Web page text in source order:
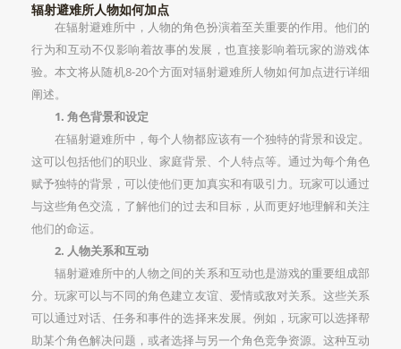
辐射避难所人物如何加点
在辐射避难所中，人物的角色扮演着至关重要的作用。他们的
行为和互动不仅影响着故事的发展，也直接影响着玩家的游戏体
验。本文将从随机8-20个方面对辐射避难所人物如何加点进行详细
阐述。
1. 角色背景和设定
在辐射避难所中，每个人物都应该有一个独特的背景和设定。
这可以包括他们的职业、家庭背景、个人特点等。通过为每个角色
赋予独特的背景，可以使他们更加真实和有吸引力。玩家可以通过
与这些角色交流，了解他们的过去和目标，从而更好地理解和关注
他们的命运。
2. 人物关系和互动
辐射避难所中的人物之间的关系和互动也是游戏的重要组成部
分。玩家可以与不同的角色建立友谊、爱情或敌对关系。这些关系
可以通过对话、任务和事件的选择来发展。例如，玩家可以选择帮
助某个角色解决问题，或者选择与另一个角色竞争资源。这种互动